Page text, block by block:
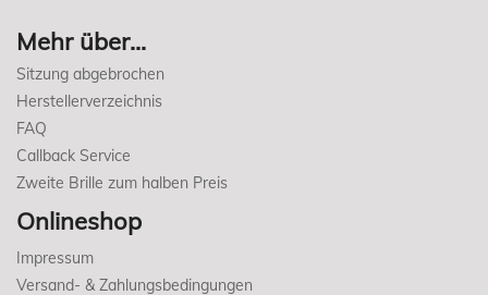
Mehr über...
Sitzung abgebrochen
Herstellerverzeichnis
FAQ
Callback Service
Zweite Brille zum halben Preis
Onlineshop
Impressum
Versand- & Zahlungsbedingungen